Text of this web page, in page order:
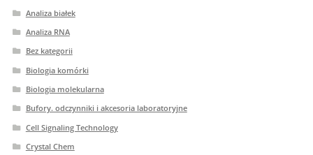
Analiza białek
Analiza RNA
Bez kategorii
Biologia komórki
Biologia molekularna
Bufory. odczynniki i akcesoria laboratoryjne
Cell Signaling Technology
Crystal Chem